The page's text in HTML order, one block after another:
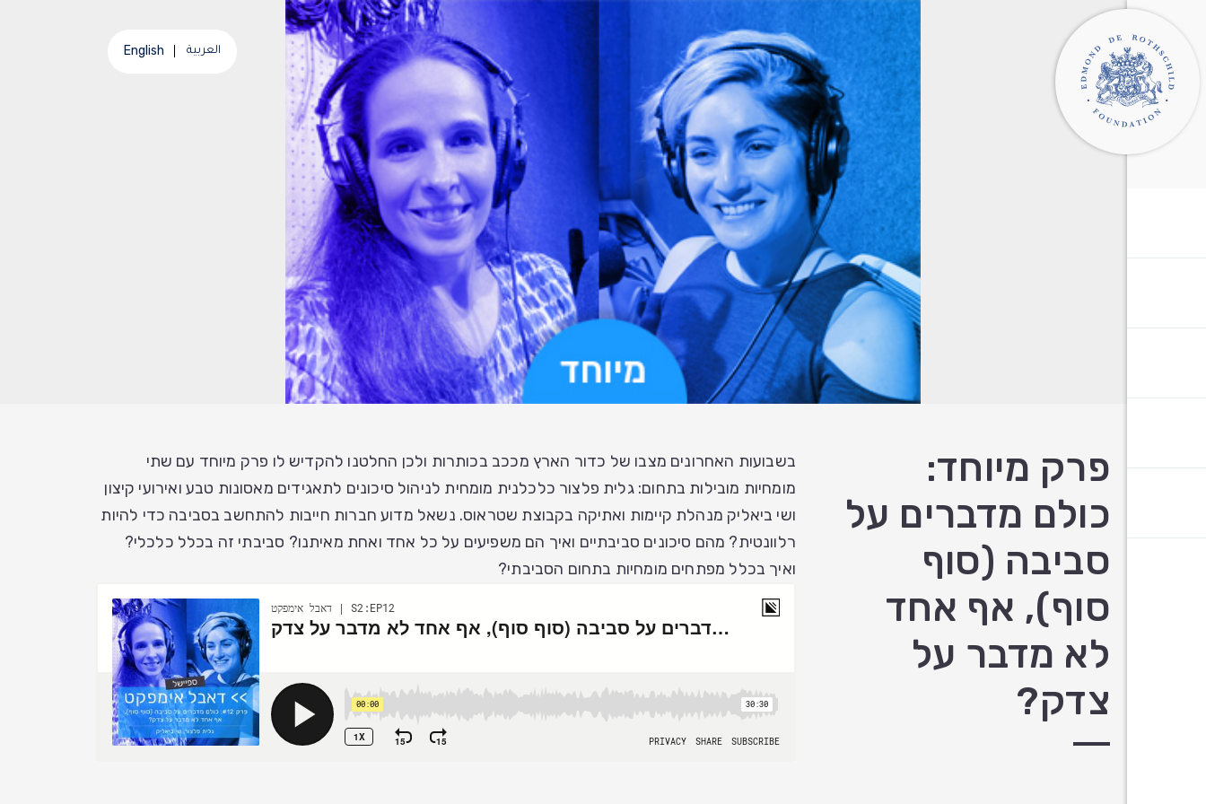
English العربية
פרק מיוחד:
כולם מדברים על
סביבה (סוף
סוף), אף אחד
לא מדבר על
צדק?
בשבועות האחרונים מצבו של כדור הארץ מככב בכותרות ולכן החלטנו להקדיש לו פרק מיוחד עם שתי
מומחיות מובילות בתחום: גלית פלצור כלכלנית מומחית לניהול סיכונים לתאגידים מאסונות טבע ואירועי קיצון
ושי ביאליק מנהלת קיימות ואתיקה בקבוצת שטראוס. נשאל מדוע חברות חייבות להתחשב בסביבה כדי להיות
רלוונטית? מהם סיכונים סביבתיים ואיך הם משפיעים על כל אחד ואחת מאיתנו? סביבתי זה בכלל כלכלי?
ואיך בכלל מפתחים מומחיות בתחום הסביבתי?